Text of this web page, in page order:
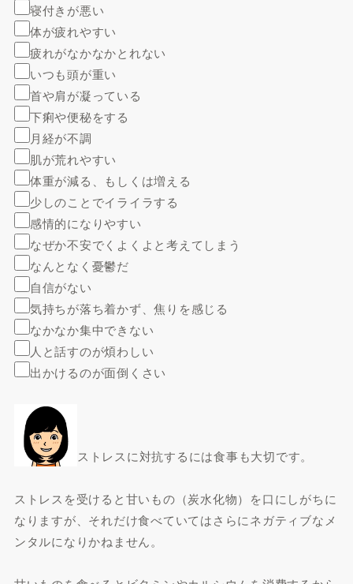
寝付きが悪い
体が疲れやすい
疲れがなかなかとれない
いつも頭が重い
首や肩が凝っている
下痢や便秘をする
月経が不調
肌が荒れやすい
体重が減る、もしくは増える
少しのことでイライラする
感情的になりやすい
なぜか不安でくよくよと考えてしまう
なんとなく憂鬱だ
自信がない
気持ちが落ち着かず、焦りを感じる
なかなか集中できない
人と話すのが煩わしい
出かけるのが面倒くさい
ストレスに対抗するには食事も大切です。
ストレスを受けると甘いもの（炭水化物）を口にしがちに
なりますが、それだけ食べていてはさらにネガティブなメ
ンタルになりかねません。